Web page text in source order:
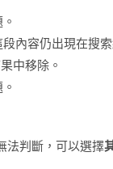
內容仍出現在搜索
中移除。
法判斷，可以選擇